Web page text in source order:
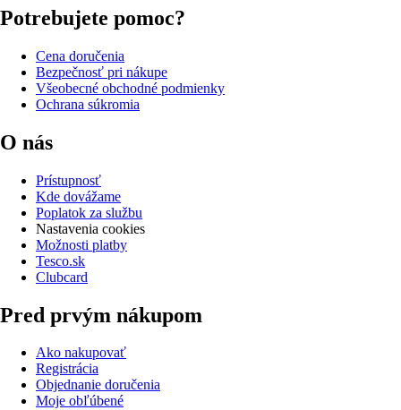
Potrebujete pomoc?
Cena doručenia
Bezpečnosť pri nákupe
Všeobecné obchodné podmienky
Ochrana súkromia
O nás
Prístupnosť
Kde dovážame
Poplatok za službu
Nastavenia cookies
Možnosti platby
Tesco.sk
Clubcard
Pred prvým nákupom
Ako nakupovať
Registrácia
Objednanie doručenia
Moje obľúbené